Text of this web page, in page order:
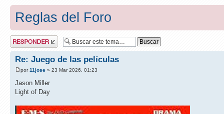
Reglas del Foro
Publicar una
respuesta
Re: Juego de las películas
por11jose » 23 Mar 2026, 01:23
Jason Miller
Light of Day